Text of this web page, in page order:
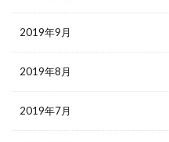
2019年9月
2019年8月
2019年7月